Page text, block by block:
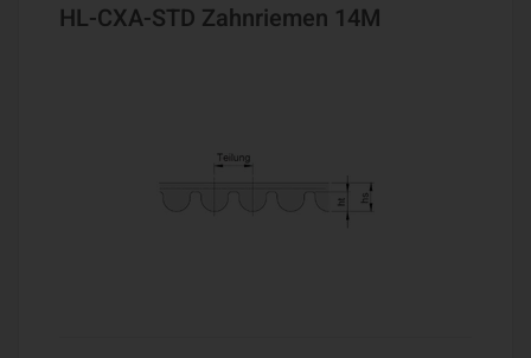
HL-CXA-STD Zahnriemen 14M